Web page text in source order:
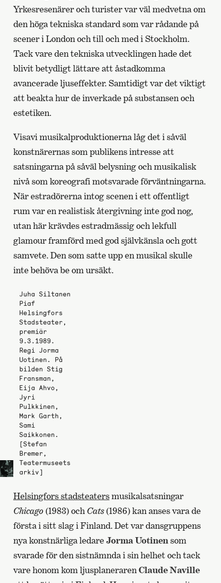
Yrkesresenärer och turister var väl medvetna om
den höga tekniska standard som var rådande på
scener i London och till och med i Stockholm.
Tack vare den tekniska utvecklingen hade det
blivit betydligt lättare att åstadkomma
avancerade ljuseffekter. Samtidigt var det viktigt
att beakta hur de inverkade på substansen och
estetiken.
Visavi musikalproduktionerna låg det i såväl
konstnärernas som publikens intresse att
satsningarna på såväl belysning och musikalisk
nivå som koreografi motsvarade förväntningarna.
När estradörerna intog scenen i ett offentligt
rum var en realistisk återgivning inte god nog,
utan här krävdes estradmässig och lekfull
glamour framförd med god självkänsla och gott
samvete. Den som satte upp en musikal skulle
inte behöva be om ursäkt.
Juha Siltanen
Piaf
Helsingfors
Stadsteater,
premiär
9.3.1989.
Regi Jorma
Uotinen. På
bilden Stig
Fransman,
Eija Ahvo,
Jyri
Pulkkinen,
Mark Garth,
Sami
Saikkonen.
[Stefan
Bremer,
Teatermuseets
arkiv]
Helsingfors stadsteatersmusikalsatsningar
Chicago(1983) och Cats(1986) kan anses vara de
första i sitt slag i Finland. Det var dansgruppens
nya konstnärliga ledareJorma Uotinen som
svarade för den sistnämnda i sin helhet och tack
vare honom kom ljusplaneraren Claude Naville